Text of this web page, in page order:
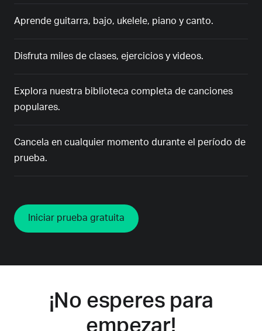
Aprende guitarra, bajo, ukelele, piano y canto.
Disfruta miles de clases, ejercicios y videos.
Explora nuestra biblioteca completa de canciones
populares.
Cancela en cualquier momento durante el período de
prueba.
Iniciar prueba gratuita
¡No esperes para
empezar!